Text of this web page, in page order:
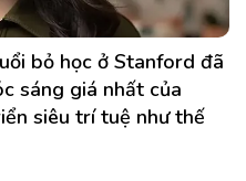
bỏ học ở Stanford đã
sáng giá nhất của
siêu trí tuệ như thế